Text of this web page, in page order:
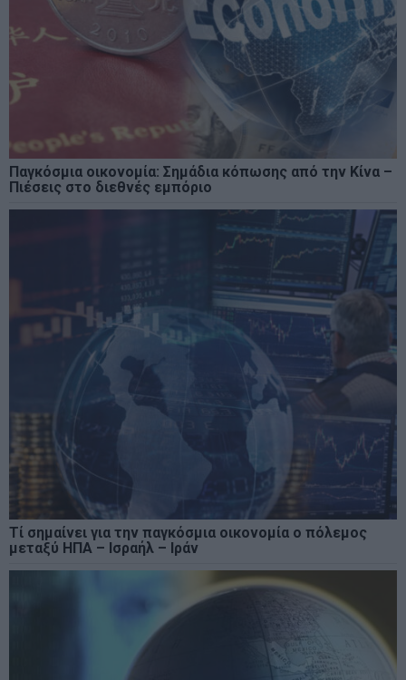
Παγκόσμια οικονομία: Σημάδια κόπωσης από την Κίνα –
Πιέσεις στο διεθνές εμπόριο
Τί σημαίνει για την παγκόσμια οικονομία ο πόλεμος
μεταξύ ΗΠΑ – Ισραήλ – Ιράν